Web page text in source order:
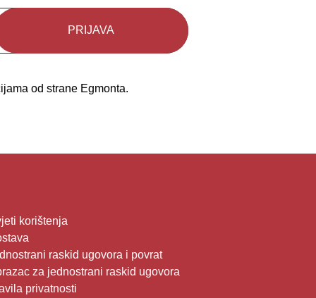
od strane Egmonta.
korištenja
raskid ugovora i povrat
za jednostrani raskid ugovora
privatnosti